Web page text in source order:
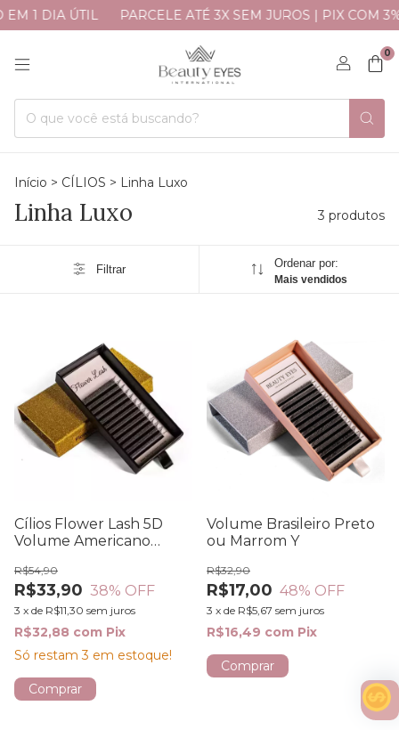
1 DIA ÚTIL PARCELE ATÉ 3X SEM JUROS | PIX COM 3%
0
Início > CÍLIOS > Linha Luxo
Linha Luxo 3 produtos
Filtrar Ordenar por:
Mais vendidos
Cílios Flower Lash 5D
Volume Americano
R$33,90
R$54,90
38% OFF
3 x de R$11,30 sem juros
R$32,88 com Pix
Só restam3 em estoque!
Comprar
Volume Brasileiro Preto
ou Marrom Y
R$17,00
R$32,90
48% OFF
3 x de R$5,67 sem juros
R$16,49 com Pix
Comprar